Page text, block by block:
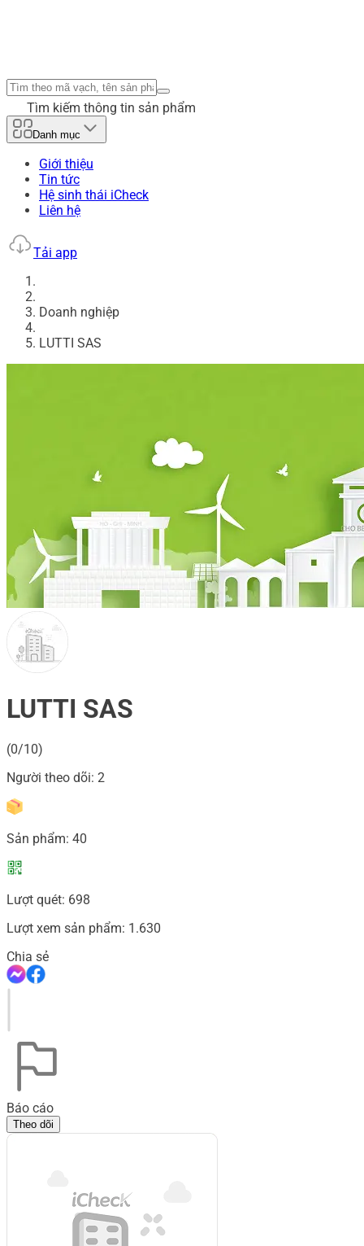
Tìm kiếm thông tin sản phẩm
Danh mục
Giới thiệu
Tin tức
Hệ sinh thái iCheck
Liên hệ
Tải app
Doanh nghiệp
LUTTI SAS
LUTTI SAS
(0/10)
Người theo dõi: 2
Sản phẩm: 40
Lượt quét: 698
Lượt xem sản phẩm: 1.630
Chia sẻ
Báo cáo
Theo dõi